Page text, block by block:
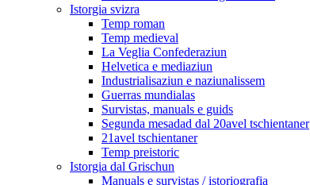
Istorgia svizra
Temp roman
Temp medieval
La Veglia Confederaziun
Helvetica e mediaziun
Industrialisaziun e naziunalissem
Guerras mundialas
Survistas, manuals e guids
Segunda mesadad dal 20avel tschientaner
21avel tschientaner
Temp preistoric
Istorgia dal Grischun
Manuals e survistas / istoriografia